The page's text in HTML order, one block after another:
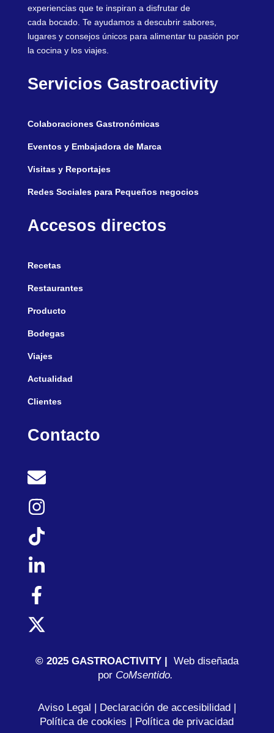
experiencias que te inspiran a disfrutar de
cada bocado. Te ayudamos a descubrir sabores,
lugares y consejos únicos para alimentar tu pasión por
la cocina y los viajes.
Servicios Gastroactivity
Colaboraciones Gastronómicas
Eventos y Embajadora de Marca
Visitas y Reportajes
Redes Sociales para Pequeños negocios
Accesos directos
Recetas
Restaurantes
Producto
Bodegas
Viajes
Actualidad
Clientes
Contacto
© 2025 GASTROACTIVITY | Web diseñada
porCoMsentido.
Aviso Legal | Declaración de accesibilidad|
Política de cookies | Política de privacidad